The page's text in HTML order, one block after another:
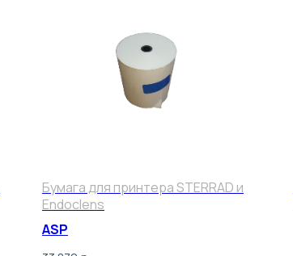
Бумага для принтера STERRAD и
Endoclens
ASP